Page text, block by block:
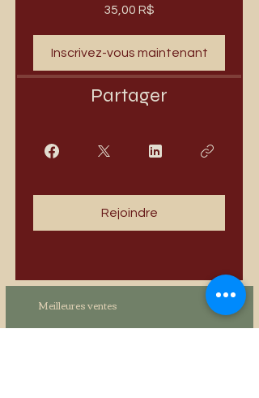
35,00 R$
Inscrivez-vous maintenant
Partager
Rejoindre
Meilleures ventes